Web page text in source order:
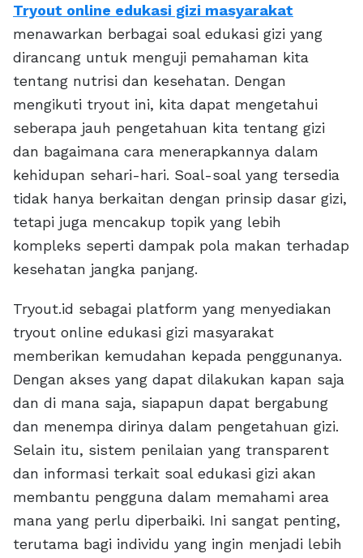
Tryout online edukasi gizi masyarakat
menawarkan berbagai soal edukasi gizi yang
dirancang untuk menguji pemahaman kita
tentang nutrisi dan kesehatan. Dengan
mengikuti tryout ini, kita dapat mengetahui
seberapa jauh pengetahuan kita tentang gizi
dan bagaimana cara menerapkannya dalam
kehidupan sehari-hari. Soal-soal yang tersedia
tidak hanya berkaitan dengan prinsip dasar gizi,
tetapi juga mencakup topik yang lebih
kompleks seperti dampak pola makan terhadap
kesehatan jangka panjang.
Tryout.id sebagai platform yang menyediakan
tryout online edukasi gizi masyarakat
memberikan kemudahan kepada penggunanya.
Dengan akses yang dapat dilakukan kapan saja
dan di mana saja, siapapun dapat bergabung
dan menempa dirinya dalam pengetahuan gizi.
Selain itu, sistem penilaian yang transparent
dan informasi terkait soal edukasi gizi akan
membantu pengguna dalam memahami area
mana yang perlu diperbaiki. Ini sangat penting,
terutama bagi individu yang ingin menjadi lebih